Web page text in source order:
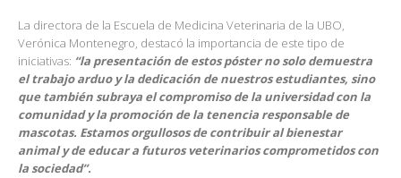
La directora de la Escuela de Medicina Veterinaria de la UBO,
Verónica Montenegro, destacó la importancia de este tipo de
iniciativas: “la presentación de estos póster no solo demuestra
el trabajo arduo y la dedicación de nuestros estudiantes, sino
que también subraya el compromiso de la universidad con la
comunidad y la promoción de la tenencia responsable de
mascotas. Estamos orgullosos de contribuir al bienestar
animal y de educar a futuros veterinarios comprometidos con
la sociedad”.